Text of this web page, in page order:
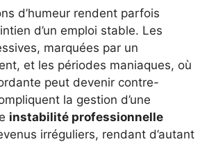
d’humeur rendent parfois
d’un emploi stable. Les
marquées par un
et les périodes maniaques, où
peut devenir contre-
la gestion d’une
instabilité professionnelle
irréguliers, rendant d’autant